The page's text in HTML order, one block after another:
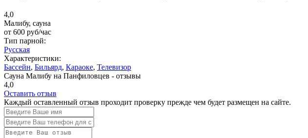
4,0
Малибу, сауна
от 600 руб/час
Тип парной:
Русская
Характеристики:
Бассейн, Бильярд, Караоке, Телевизор
Сауна Малибу на Панфиловцев - отзывы
4,0
Оставить отзыв
Каждый оставленный отзыв проходит проверку прежде чем будет размещен на сайте.